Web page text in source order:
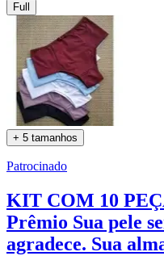
Full
+ 5 tamanhos
Patrocinado
KIT COM 10
Prêmio Sua pele
agradece. Sua